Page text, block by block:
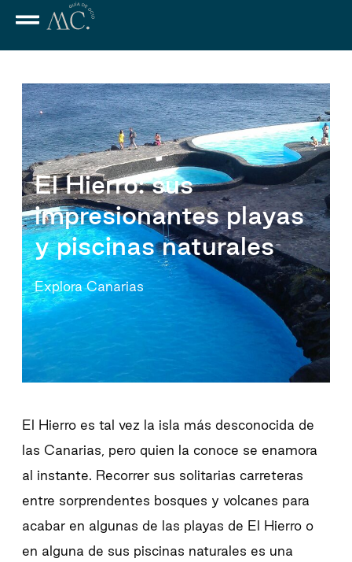
El Hierro: sus
impresionantes playas
y piscinas naturales
Explora Canarias
El Hierro es tal vez la isla más desconocida de
las Canarias, pero quien la conoce se enamora
al instante. Recorrer sus solitarias carreteras
entre sorprendentes bosques y volcanes para
acabar en algunas de las playas de El Hierro o
en alguna de sus piscinas naturales es una